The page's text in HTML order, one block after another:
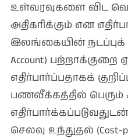
உள்வரவுகளை விட
அதிகரிக்கும் என
இலங்கையின் நடப்புக்
Account) பற்றாக்குறை
எதிர்பார்ப்பதாகக்
பணவீக்கத்தில் பெரும்
செலவு உந்துதல்